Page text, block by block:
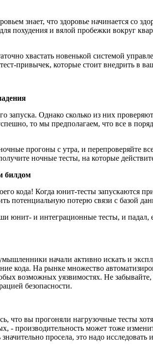
знает, что здоровье начинается со
похудения и вялой пробежки вокруг
хвастать новенькой системой
привычек, которые стоит внедрить в
запуска. Однако сколько из них
то мы предполагаем, что все в
прогоны с утра, и перепроверяйте
ночные тесты, на которые
билдом
кода! Когда юнит-тесты запускаются
потенциальную потерю связи с базой
юнит- и интеграционные тесты, и падал,
начали активно искать и
кода. На рынке множество
возможных уязвимостях. Не
безопасности.
что вы прогоняли нагрузочные тесты
- производительность может тоже
просела, это надо